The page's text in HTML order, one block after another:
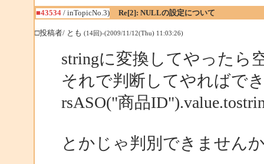
■43534/ inTopicNo.3) Re[2]: NULLの設定について
□投稿者/ とも (14回)-(2009/11/12(Thu) 11:03:26)
stringに変換してやったら
それで判断してやればで
rsASO("商品
とかじゃ判別できません